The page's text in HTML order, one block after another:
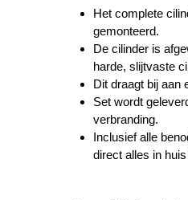
Het complete
gemonteerd.
De cilinder is
harde, slijtvaste
Dit draagt bij aan
Set wordt
verbranding.
Inclusief alle
direct alles in